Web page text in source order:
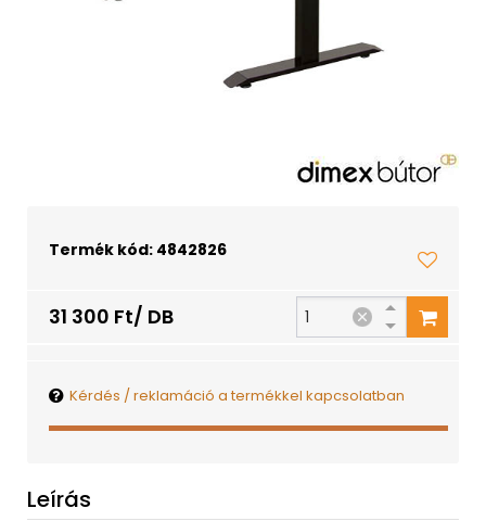
Termék kód: 4842826
31 300 Ft/ DB
Kérdés / reklamáció a termékkel kapcsolatban
Leírás